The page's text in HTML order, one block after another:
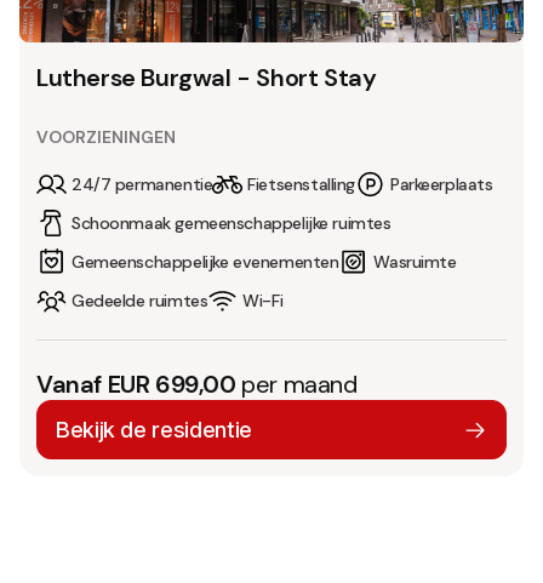
Lutherse Burgwal - Short Stay
VOORZIENINGEN
24/7 permanentie Fietsenstalling
Parkeerplaats
Schoonmaak gemeenschappelijke ruimtes
Gemeenschappelijke evenementen
Wasruimte
Gedeelde ruimtes
Wi-Fi
Vanaf EUR 699,00 per maand
Bekijk de residentie